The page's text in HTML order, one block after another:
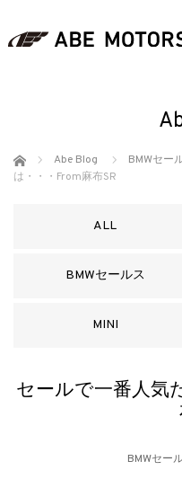
ホーム Abe Blog BMWセー
は・・・From麻布SR
ALL
BMWセールス
MINI
セールで一番人気
BMWセー